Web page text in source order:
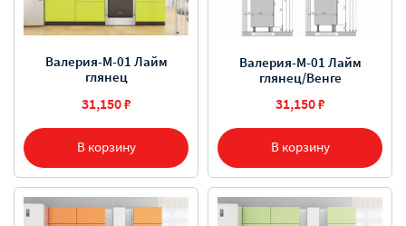
В корзину
Валерия-М-01 Лайм
глянец
31,150 ₽
В корзину
Валерия-М-01 Лайм
глянец/Венге
31,150 ₽